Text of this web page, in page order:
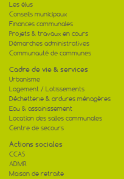
Les élus
Conseils municipaux
Finances communales
Projets & travaux en cours
Démarches administratives
Communauté de communes
Cadre de vie & services
Urbanisme
Logement / Lotissements
Déchetterie & ordures ménagères
Eau & assainissement
Location des salles communales
Centre de secours
Actions sociales
CCAS
ADMR
Maison de retraite